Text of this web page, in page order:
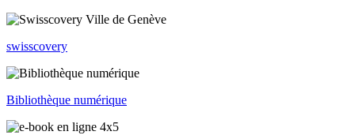
swisscovery
Bibliothèque numérique